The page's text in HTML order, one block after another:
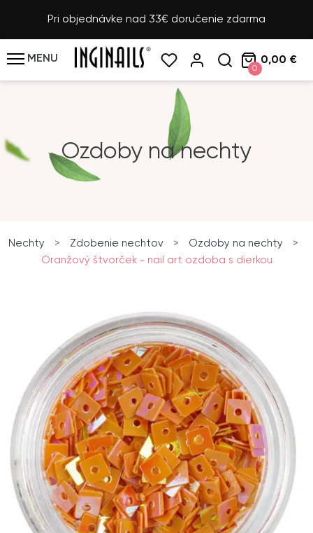
Pri objednávke nad 33€ doručenie zdarma
MENU
0
0,00 €
Ozdoby na nechty
Nechty > Zdobenie nechtov > Ozdoby na nechty
>
Oranžový štvorček - nail art ozdoba s dierkou